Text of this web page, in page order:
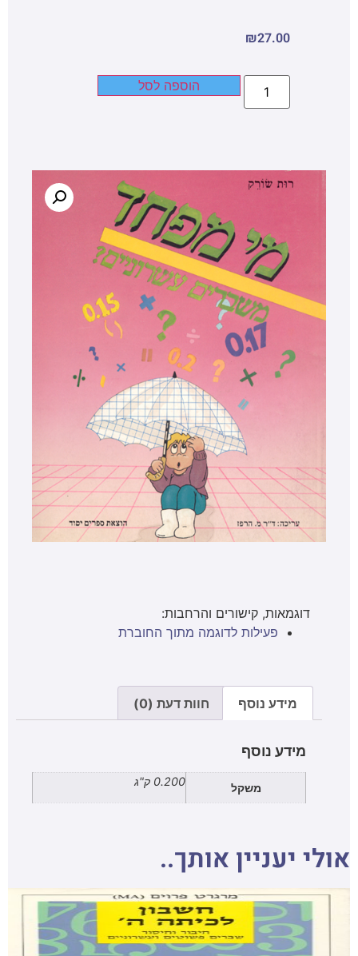
₪27.00
הוספה לסל
דוגמאות, קישורים והרחבות:
פעילות לדוגמה מתוך החוברת
מידע נוסף חוות דעת (0)
מידע נוסף
משקל 0.200 ק"ג
אולי יעניין אותך..